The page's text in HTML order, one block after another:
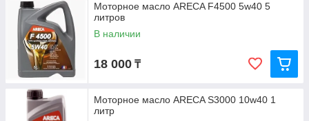
Моторное масло ARECA F4500 5w40 5
литров
В наличии
18 000 ₸
Моторное масло ARECA S3000 10w40 1
литр